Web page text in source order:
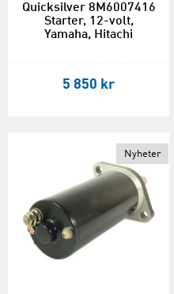
Quicksilver 8M6007416
Starter, 12-volt,
Yamaha, Hitachi
5 850 kr
Nyheter